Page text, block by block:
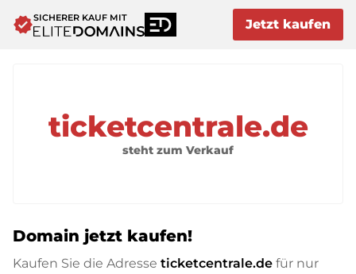
verifiedSICHERER KAUF MIT Jetzt kaufen
ticketcentrale.de
steht zum Verkauf
Domain jetzt kaufen!
Kaufen Sie die Adresse ticketcentrale.de für nur